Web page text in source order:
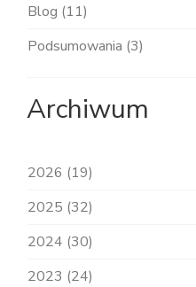
Blog (11)
Podsumowania (3)
Archiwum
2026 (19)
2025 (32)
2024 (30)
2023 (24)